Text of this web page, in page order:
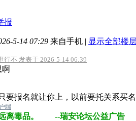
报
5-14 07:29 来自手机 | 显示全部楼
行不 发表于 2026-5-14 06:39
啊
要报名就让你上，以前要托关系买
端
离毒品。 --瑞安论坛公益广告